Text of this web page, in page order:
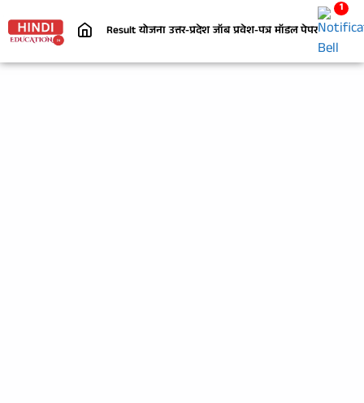
Result योजना उत्तर-प्रदेशजॉबप्रवेश-पत्रमॉडल पेपर निबंध
1